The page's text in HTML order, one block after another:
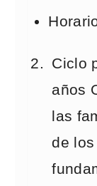
Ciclo
años
las
de